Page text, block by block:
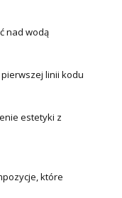
nad wodą
linii kodu
estetyki z
które